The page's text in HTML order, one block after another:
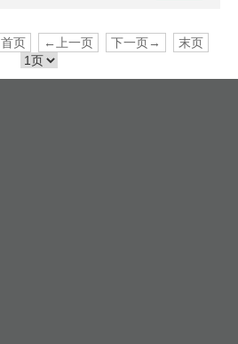
首页 ←上一页 下一页→ 末页